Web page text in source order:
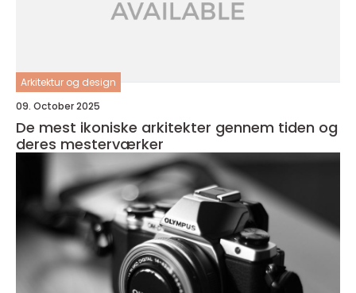
Arkitektur og design
09. October 2025
De mest ikoniske arkitekter gennem tiden og
deres mesterværker